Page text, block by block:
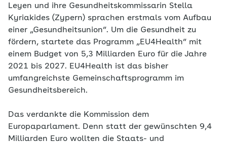
Leyen und ihre Gesundheitskommissarin Stella
Kyriakides (Zypern) sprachen erstmals vom Aufbau
einer „Gesundheitsunion“. Um die Gesundheit zu
fördern, startete das Programm „EU4Health“ mit
einem Budget von 5,3 Milliarden Euro für die Jahre
2021 bis 2027. EU4Health ist das bisher
umfangreichste Gemeinschaftsprogramm im
Gesundheitsbereich.
Das verdankte die Kommission dem
Europaparlament. Denn statt der gewünschten 9,4
Milliarden Euro wollten die Staats- und